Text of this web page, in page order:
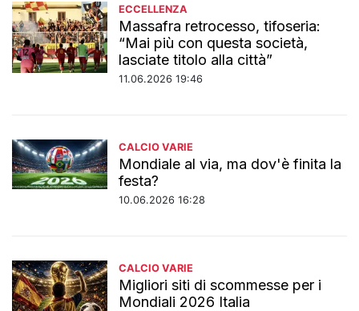
ECCELLENZA
Massafra retrocesso, tifoseria:
“Mai più con questa società,
lasciate titolo alla città”
11.06.2026 19:46
CALCIO VARIE
Mondiale al via, ma dov'è finita la
festa?
10.06.2026 16:28
CALCIO VARIE
Migliori siti di scommesse per i
Mondiali 2026 Italia